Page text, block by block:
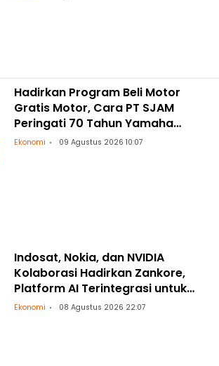
Hadirkan Program Beli Motor
Gratis Motor, Cara PT SJAM
Peringati 70 Tahun Yamaha
Indonesia dan HUT RI ke-81
Ekonomi 09 Agustus 2026 10:07
Indosat, Nokia, dan NVIDIA
Kolaborasi Hadirkan Zankore,
Platform AI Terintegrasi untuk
Asia-Pasifik
Ekonomi 08 Agustus 2026 22:07